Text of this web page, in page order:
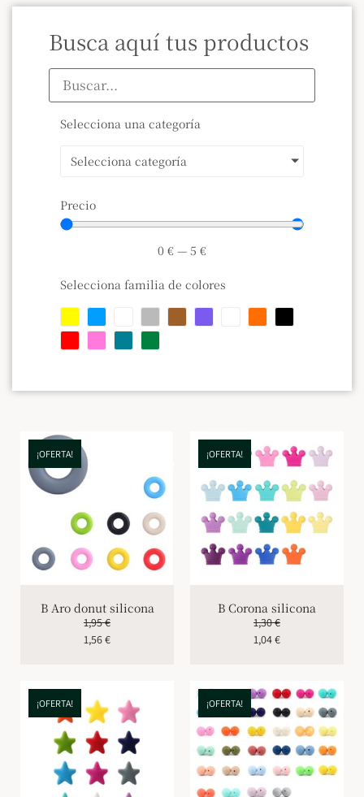
Busca aquí tus productos
Selecciona una categoría
Selecciona categoría
Precio
0 € — 5 €
Selecciona familia de colores
¡OFERTA!
B Aro donut silicona
1,95€
1,56€
¡OFERTA!
B Corona silicona
1,30€
1,04€
¡OFERTA! ¡OFERTA!